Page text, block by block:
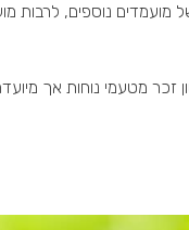
מועמדים נוספים, לרבות
זכר מטעמי נוחות אך